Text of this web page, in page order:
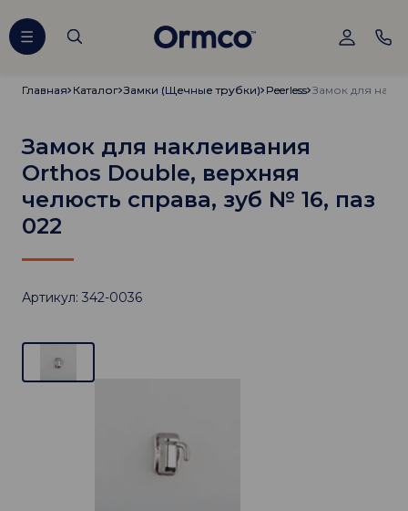
Главная
Главная Каталог
Каталог Замки (Щечные трубки)
Замки (Щечные трубки) Peerless
Peerless
Замок для наклеивания
Orthos Double, верхняя
челюсть справа, зуб № 16, паз
022
Артикул: 342-0036